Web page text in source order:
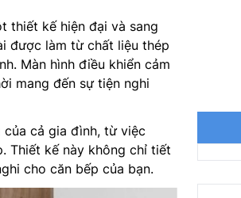
thiết kế hiện đại và sang
được làm từ chất liệu thép
Màn hình điều khiển cảm
mang đến sự tiện nghi
cả gia đình, từ việc
Thiết kế này không chỉ tiết
cho căn bếp của bạn.